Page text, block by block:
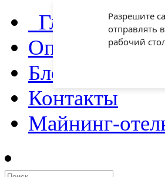
Разрешите
отправлять
рабочий
Главная
Оплата и
Блог
Контакты
Майнинг-